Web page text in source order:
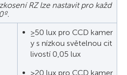
RZ lze nastavit pro každ
≥50 lux pro CCD kamer
y s nízkou světelnou cit
livostí 0,05 lux
≥20 lux pro CCD kamer